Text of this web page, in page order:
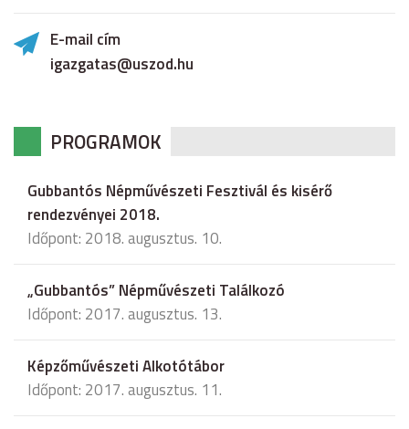
E-mail cím
igazgatas@uszod.hu
PROGRAMOK
Gubbantós Népművészeti Fesztivál és kisérő
rendezvényei 2018.
Időpont: 2018. augusztus. 10.
„Gubbantós” Népművészeti Találkozó
Időpont: 2017. augusztus. 13.
Képzőművészeti Alkotótábor
Időpont: 2017. augusztus. 11.